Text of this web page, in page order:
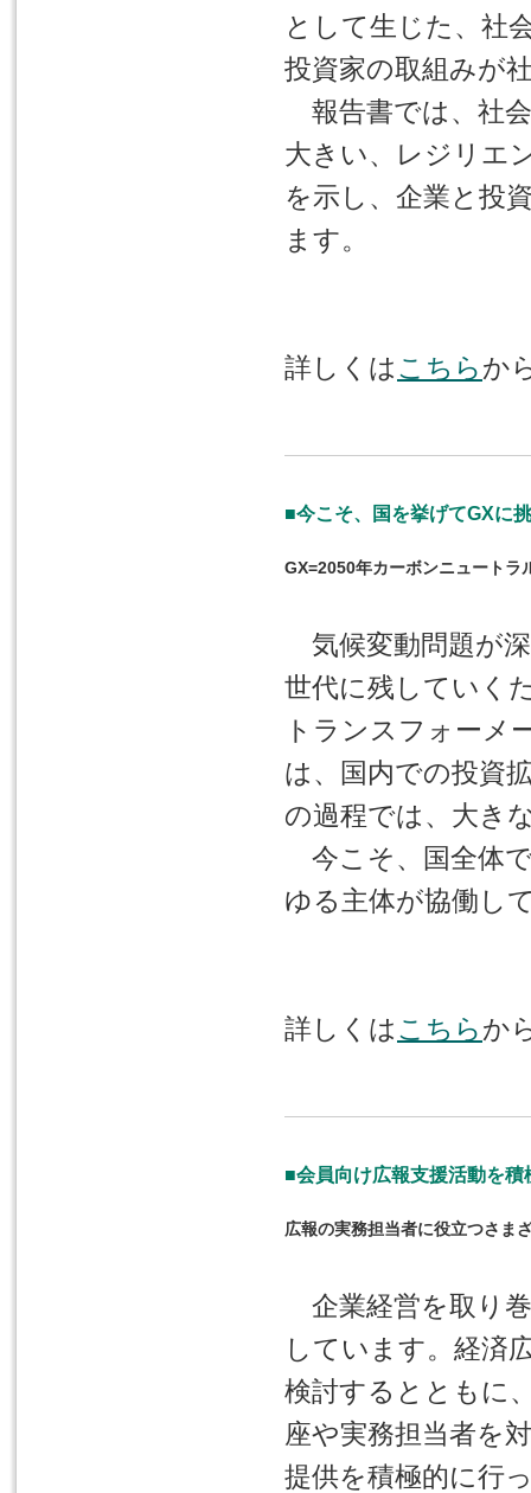
として生じた、社
投資家の取組みが
報告書では、社
大きい、レジリエ
を示し、企業と投
ます。
詳しくはこちらか
■今こそ、国を挙げてGXに
GX=2050年カーボンニュートラ
気候変動問題が
世代に残していく
トランスフォーメ
は、国内での投資
の過程では、大き
今こそ、国全体
ゆる主体が協働し
詳しくはこちらか
■会員向け広報支援活動を積
広報の実務担当者に役立つさま
企業経営を取り
しています。経済
検討するとともに
座や実務担当者を
提供を積極的に行